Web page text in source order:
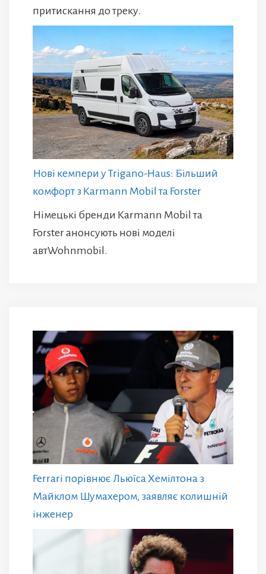
притискання до треку.
Нові кемпери у Trigano-Haus: Більший
комфорт з Karmann Mobil та Forster
Німецькі бренди Karmann Mobil та
Forster анонсують нові моделі
автWohnmobil.
Ferrari порівнює Льюїса Хемілтона з
Майклом Шумахером, заявляє колишній
інженер